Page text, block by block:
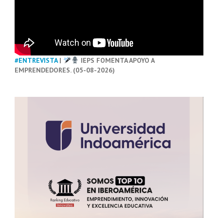
#ENTREVISTA|
IEPS FOMENTA APOYO A
EMPRENDEDORES. (05-08-2026)